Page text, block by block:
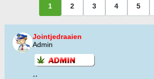
1 2 3 4 5
Jointjedraaien
Admin